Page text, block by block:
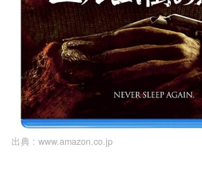
出典 : www.amazon.co.jp